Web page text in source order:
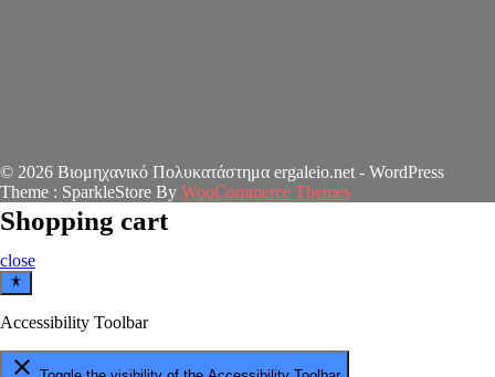
© 2026 Βιομηχανικό Πολυκατάστημα ergaleio.net - WordPress
Theme : SparkleStore By WooCommerce Themes
Shopping cart
close
Accessibility Toolbar
close